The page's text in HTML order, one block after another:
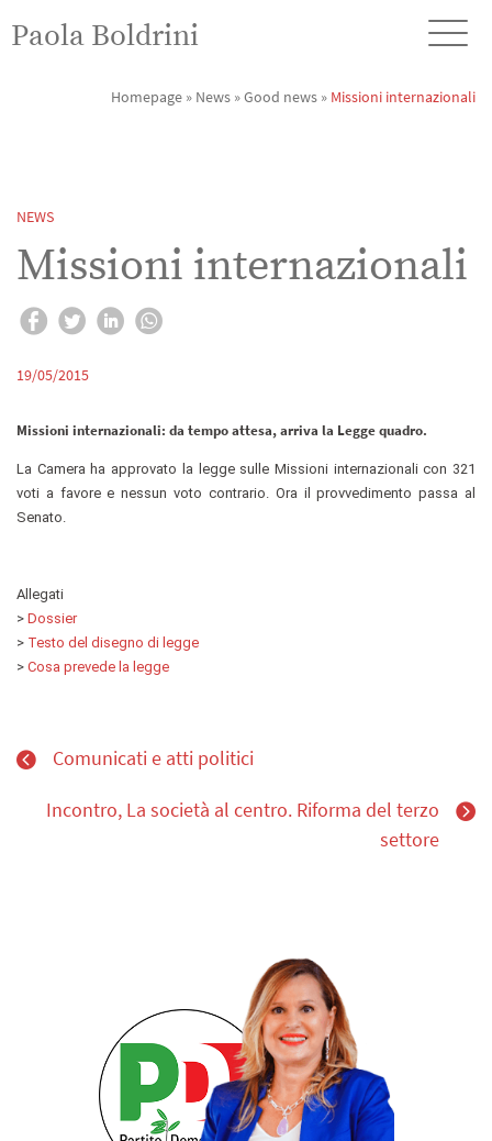
Paola Boldrini
Homepage » News »Good news » Missioni internazionali
NEWS
Missioni internazionali
19/05/2015
Missioni internazionali: da tempo attesa, arriva la Legge quadro.
La Camera ha approvato la legge sulle Missioni internazionali con 321
voti a favore e nessun voto contrario. Ora il provvedimento passa al
Senato.
Allegati
> Dossier
> Testo del disegno di legge
> Cosa prevede la legge
Comunicati e atti politici
Incontro, La società al centro. Riforma del terzo
settore